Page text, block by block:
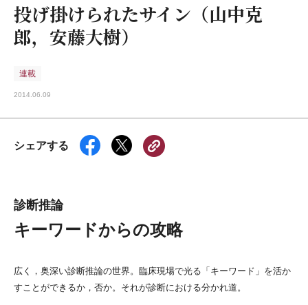
投げ掛けられたサイン（山中克
郎，安藤大樹）
連載
2014.06.09
シェアする
診断推論
キーワードからの攻略
広く，奥深い診断推論の世界。臨床現場で光る「キーワード」を活か
すことができるか，否か。それが診断における分かれ道。